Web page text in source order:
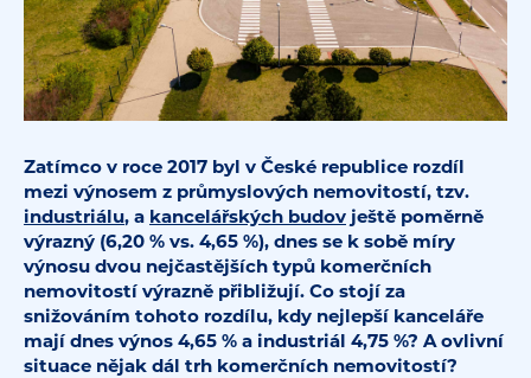
Zatímco v roce 2017 byl v České republice rozdíl
mezi výnosem z průmyslových nemovitostí, tzv.
industriálu, a kancelářských budov ještě poměrně
výrazný (6,20 % vs. 4,65 %), dnes se k sobě míry
výnosu dvou nejčastějších typů komerčních
nemovitostí výrazně přibližují. Co stojí za
snižováním tohoto rozdílu, kdy nejlepší kanceláře
mají dnes výnos 4,65 % a industriál 4,75 %? A ovlivní
situace nějak dál trh komerčních nemovitostí?